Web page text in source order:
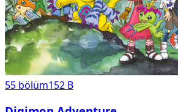
55 bölüm152 B